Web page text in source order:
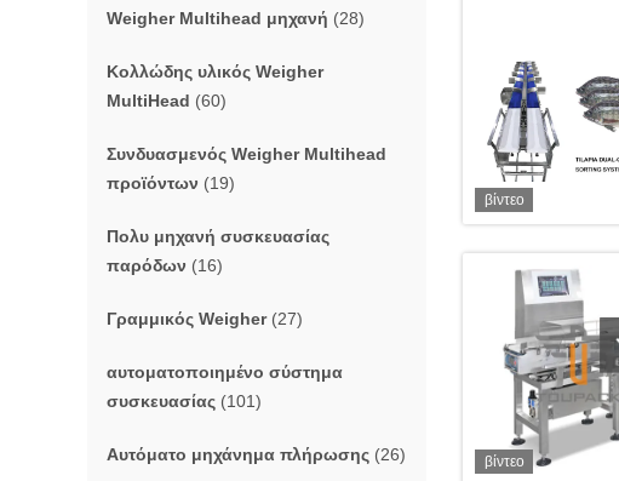
Weigher Multihead μηχανή (28)
Κολλώδης υλικός Weigher
MultiHead (60)
Συνδυασμενός Weigher Multihead
προϊόντων (19)
Πολυ μηχανή συσκευασίας
παρόδων (16)
Γραμμικός Weigher(27)
αυτοματοποιημένο σύστημα
συσκευασίας (101)
Αυτόματο μηχάνημα πλήρωσης (26)
βίντεο
βίντεο